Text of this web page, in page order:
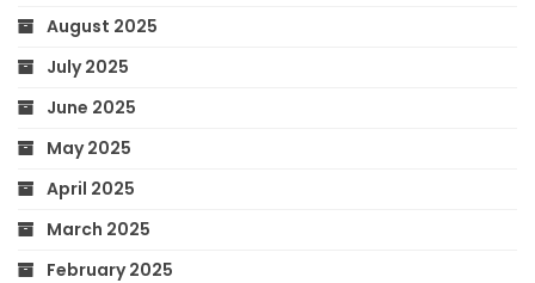
August 2025
July 2025
June 2025
May 2025
April 2025
March 2025
February 2025